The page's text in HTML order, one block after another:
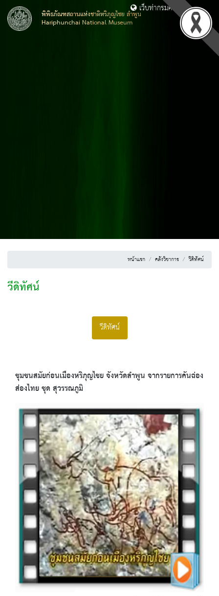
พิพิธภัณฑสถานแห่งชาติหริภุญไชย ลำพูน
Hariphunchai National Museum
เว็บท่ากรมศิลปากร
หน้าแรก คลังวิชาการ วีดิทัศน์
วีดิทัศน์
วีดิทัศน์
ชุมชนสมัยก่อนเมืองหริภุญไชย จังหวัดลำพูน จากรายการคันฉ่อง
ส่องไทย ชุด สุวรรณภูมิ